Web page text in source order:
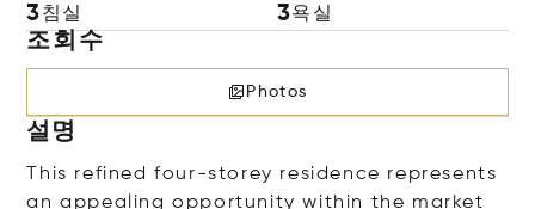
3침실 3욕실
조회수
Photos
설명
This refined four-storey residence represents
an appealing opportunity within the market